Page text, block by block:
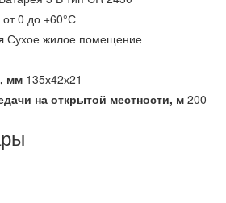
от 0 до +60°С
Сухое жилое помещение
мм 135х42х21
на открытой местности, м 200